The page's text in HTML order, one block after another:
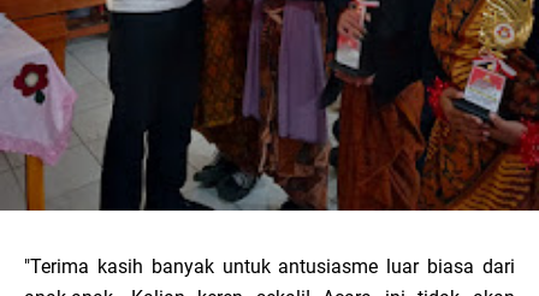
"Terima kasih banyak untuk antusiasme luar biasa dari